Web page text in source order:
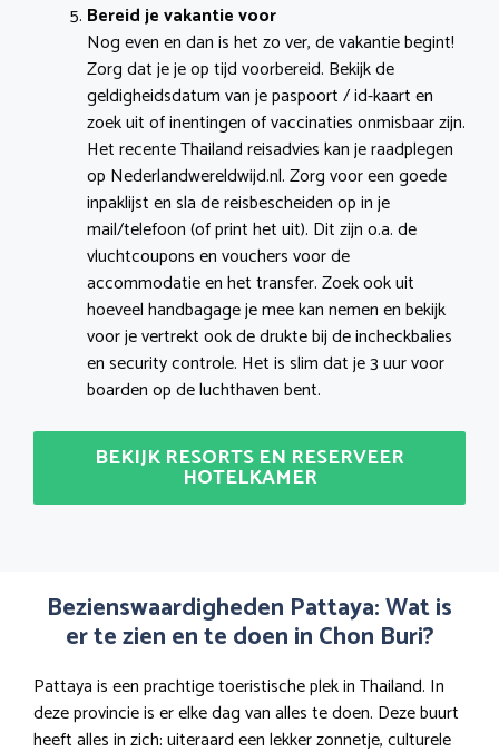
Bereid je vakantie voor
Nog even en dan is het zo ver, de vakantie begint!
Zorg dat je je op tijd voorbereid. Bekijk de
geldigheidsdatum van je paspoort / id-kaart en
zoek uit of inentingen of vaccinaties onmisbaar zijn.
Het recente Thailand reisadvies kan je raadplegen
op Nederlandwereldwijd.nl. Zorg voor een goede
inpaklijst en sla de reisbescheiden op in je
mail/telefoon (of print het uit). Dit zijn o.a. de
vluchtcoupons en vouchers voor de
accommodatie en het transfer. Zoek ook uit
hoeveel handbagage je mee kan nemen en bekijk
voor je vertrekt ook de drukte bij de incheckbalies
en security controle. Het is slim dat je 3 uur voor
boarden op de luchthaven bent.
BEKIJK RESORTS EN RESERVEER
HOTELKAMER
Bezienswaardigheden Pattaya: Wat is
er te zien en te doen in Chon Buri?
Pattaya is een prachtige toeristische plek in Thailand. In
deze provincie is er elke dag van alles te doen. Deze buurt
heeft alles in zich: uiteraard een lekker zonnetje, culturele